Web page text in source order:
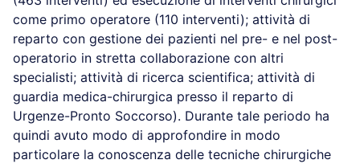
come primo operatore (110 interventi); attività di
reparto con gestione dei pazienti nel pre- e nel post-
operatorio in stretta collaborazione con altri
specialisti; attività di ricerca scientifica; attività di
guardia medica-chirurgica presso il reparto di
Urgenze-Pronto Soccorso). Durante tale periodo ha
quindi avuto modo di approfondire in modo
particolare la conoscenza delle tecniche chirurgiche